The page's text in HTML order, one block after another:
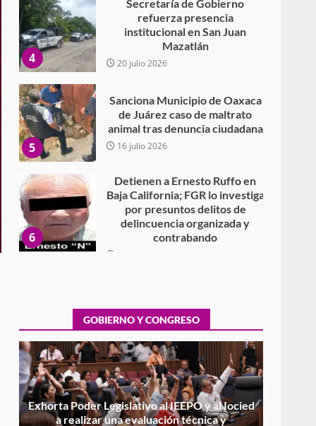
4
Secretaría de Gobierno
refuerza presencia
institucional en San Juan
Mazatlán
20 julio 2026
5
Sanciona Municipio de Oaxaca
de Juárez caso de maltrato
animal tras denuncia ciudadana
16 julio 2026
6
Detienen a Ernesto Ruffo en
Baja California; FGR lo investiga
por presuntos delitos de
delincuencia organizada y
contrabando
7
26 junio 2026
1
Exhorta Poder Legislativo al
IEEPO y al Iocied a realizar una
evaluación técnica y
estructural integral de las
instalaciones de la Escuela
GOBIERNO Y CONGRESO